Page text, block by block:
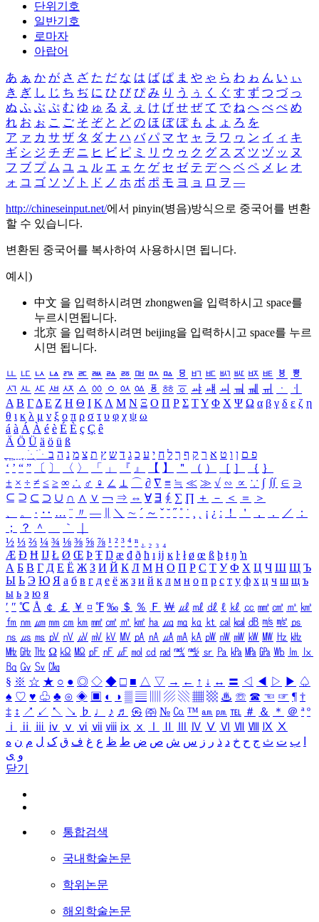
단위기호
일반기호
로마자
아랍어
あ ぁ か が さ ざ た だ な は ば ぱ ま や ゃ ら わ ゎ ん い ぃ
き ぎ し じ ち ぢ に ひ び ぴ み り う ぅ く ぐ す ず つ づ っ
ぬ ふ ぶ ぷ む ゆ ゅ る え ぇ け げ せ ぜ て で ね へ べ ぺ め
れ お ぉ こ ご そ ぞ と ど の ほ ぼ ぽ も よ ょ ろ を
ア ァ カ サ ザ タ ダ ナ ハ バ パ マ ヤ ャ ラ ワ ヮ ン イ ィ キ
ギ シ ジ チ ヂ ニ ヒ ビ ピ ミ リ ウ ゥ ク グ ス ズ ツ ヅ ッ ヌ
フ ブ プ ム ユ ュ ル エ ェ ケ ゲ セ ゼ テ デ ヘ ベ ペ メ レ オ
ォ コ ゴ ソ ゾ ト ド ノ ホ ボ ポ モ ヨ ョ ロ ヲ ―
http://chineseinput.net/에서 pinyin(병음)방식으로 중국어를 변환
할 수 있습니다.
변환된 중국어를 복사하여 사용하시면 됩니다.
예시)
中文 을 입력하시려면 zhongwen을 입력하시고 space를
누르시면됩니다.
北京 을 입력하시려면 beijing을 입력하시고 space를 누르
시면 됩니다.
ㅥ ㅦ ㅧ ㅨ ㅩ ㅪ ㅫ ㅬ ㅭ ㅮ ㅯ ㅰ ㅱ ㅲ ㅳ ㅴ ㅵ ㅶ ㅷ ㅸ
ㅹ
ㅺ ㅻ ㅼ ㅽ ㅾ ㅿ ㆀ ㆁ ㆂ ㆃ ㆄ ㆅ ㆆ ㆇ ㆈ ㆉ ㆊ ㆋ ㆌ ㆍ
ㆎ
Α Β ΓΔ Ε Ζ Η Θ Ι ΚΛ Μ Ν Ξ Ο Π Ρ Σ ΤΥ Φ Χ Ψ Ω α β γ δ ε ζ η
θ ι κ λ μ ν ξ ο π ρ σ τ υ φ χ ψ ω
á à Á À é è É È ç Ç ê
Ä Ö Ü ä ö ü ß
ִֶֹ ֻּ ׁׂ פ ם ן ו ט א ר ק ף ך ל ח י ע כ ג ד ש ץ ת צ מ נ ה ב
‘ ’ “ ” 〔 〕 〈 〉 「 」 『 』 【 】 ＂ （ ） ［ ］ ｛ ｝
± × ÷ ≠ ≤ ≥ ∞ ∴ ♂ ♀ ∠ ⊥ ⌒ ∂ ∇ ≡ ≒ ≪ ≫ √ ∽ ∝ ∵ ∫ ∬ ∈ ∋
⊆ ⊇ ⊂ ⊃ ∪ ∩ ∧ ∨ ￢ ⇒ ⇔ ∀ ∃ ∮ ∑ ∏ ＋ － ＜ ＝
＞
、
。 · ‥ … ¨ 〃 ― ＼ ∼ ´ ～ ˇ ˘ ˝ ˚ ˙ ¸ ¡ ¿ ː ！ ＇ ， ． ／
：
；
？ ＾ ｀
½ ⅓ ⅔ ¼ ¾ ⅛ ⅜ ⅝ ⅞ ¹ ² ³ ⁴ ⁿ ₁ ₂ ₃ ₄
Æ Ð Ħ Ĳ Ł Ø Œ Þ Ŧ Ŋ æ đ ð ħ ı ĳ ĸ ŀ ł ø œ ß þ ŧ ŋ ŉ
А Б В Г Д Е Ё Ж З И Й К Л М Н О П Р С Т У Ф Х Ц Ч Ш Щ Ъ
Ы Ь Э Ю Я а б в г д е ё ж з и й к л м н о п р с т у ф х ц ч ш щ ъ
ы ь э ю я
′ ″ ℃ Å ￠ ￡ ￥ ¤ ℉ ‰ ＄ ％ Ｆ ￦ ㎕ ㎖ ㎗ ℓ ㎘ ㏄ ㎣ ㎤ ㎥ ㎦
㎙ ㎚ ㎛ ㎜ ㎝ ㎞ ㎟ ㎠ ㎡ ㎢ ㏊ ㎍ ㎎ ㎏ ㏏ ㎈ ㎉ ㏈ ㎧ ㎨ ㎰
㎱ ㎲ ㎳ ㎴ ㎵ ㎶ ㎷ ㎸ ㎹ ㎀ ㎁ ㎂ ㎃ ㎄ ㎺ ㎻ ㎽ ㎾ ㎿ ㎐ ㎑
㎒ ㎓ ㎔ Ω ㏀ ㏁ ㎊ ㎋ ㎌ ㏖ ㏅ ㎭ ㎮ ㎯ ㏛ ㎩ ㎪ ㎫ ㎬ ㏝ ㏐
㏓
㏃ ㏉ ㏜ ㏆
§ ※ ☆ ★ ○ ● ◎ ◇ ◆ □ ■ △ ▽ → ← ↑ ↓ ↔ 〓 ◁ ◀ ▷ ▶ ♤
♠ ♡ ♥ ♧ ♣ ⊙ ◈ ▣ ◐ ◑ ▒ ▤ ▨ ▧ ▦ ▩ ♨ ☏ ☎ ☜ ☞ ¶ †
‡ ↕ ↗ ↙ ↖ ↘ ♭ ♩ ♪ ♬ ㉿ ㈜ № ㏇ ™ ㏂ ㏘ ℡ ＃ ＆ ＊ ＠ ª º
ⅰ
ⅱ ⅲ ⅳ ⅴ ⅵ ⅶ ⅷ ⅸ ⅹ Ⅳ Ⅴ Ⅵ Ⅶ Ⅷ Ⅸ Ⅹ
ب ت ث ج ح خ د ذ ر ز س ش ص ض ط ظ ع غ ف ق ک ل م ن ه
و ی
닫기
통합검색
국내학술논문
학위논문
해외학술논문